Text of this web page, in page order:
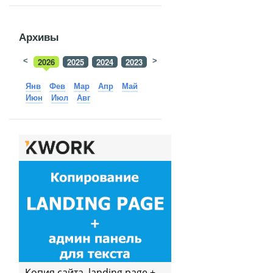
Архивы
2026 2025 2024 2023 2022
< >
Янв Фев Мар Апр
Май
Июн
Июл Авг